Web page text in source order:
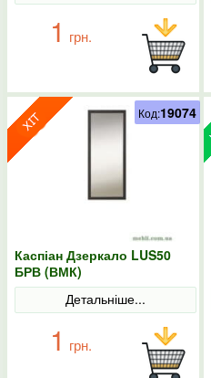
1 грн.
Каспіан Дзеркало LUS50
БРВ (ВМК)
Детальніше...
1 грн.
Код:19074